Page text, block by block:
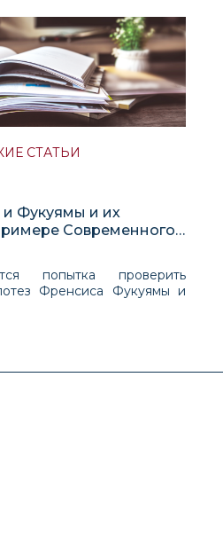
мира и
развития
до
СТАТЬИ
и Фукуямы и их
Современного
попытка проверить
Френсиса Фукуямы и
Ключевым